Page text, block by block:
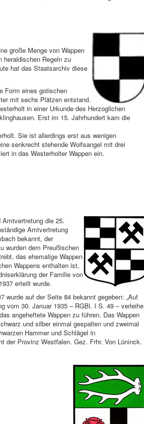
große Menge von Wappen
heraldischen Regeln zu
hat das Staatsarchiv diese
Form eines gotischen
mit sechs Plätzen entstand.
in einer Urkunde des Herzoglichen
Erst im 15. Jahrhundert kam die
Sie ist allerdings erst aus wenigen
senkrecht stehende Wolfsangel mit drei
in das Westerholter Wappen ein.
die 25.
Amtvertretung
bekannt, der
wurden dem Preußischen
das ehemalige Wappen
Wappens enthalten ist,
der Familie von
erteilt wurde.
auf der Seite 84 bekannt gegeben: „Auf
vom 30. Januar 1935 – RGBl. I S. 49 – verleihe
angeheftete Wappen zu führen. Das Wappen
und silber einmal gespalten und zweimal
Hammer und Schlägel in
der Provinz Westfalen. Gez. Frhr. Von Lüninck.